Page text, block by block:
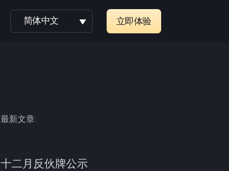
简体中文 立即体验
最新文章:
十二月反伙牌公示